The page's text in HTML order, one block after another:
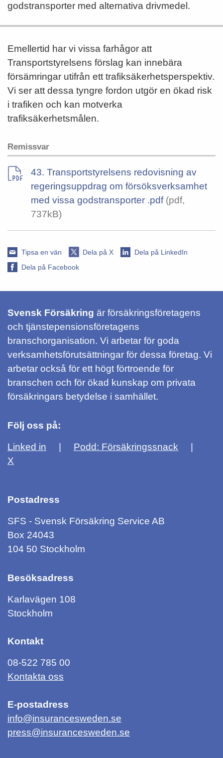
godstransporter med alternativa drivmedel.
Emellertid har vi vissa farhågor att
Transportstyrelsens förslag kan innebära
försämringar utifrån ett trafiksäkerhetsperspektiv.
Vi ser att dessa tyngre fordon utgör en ökad risk
i trafiken och kan motverka
trafiksäkerhetsmålen.
Remissvar
43. Transportstyrelsens redovisning av
regeringsuppdrag om försöksverksamhet
med vissa godstransporter .pdf(pdf,
737kB)
Tipsa en vän Dela på X
Dela på LinkedIn
Dela på Facebook
Svensk Försäkring är försäkringsföretagens
och tjänstepensionsföretagens
branschorganisation. Vi arbetar för goda
verksamhetsförutsättningar för dessa företag. Vi
arbetar också för ett högt förtroende för
branschen och för ökad kunskap om privata
försäkringars betydelse i samhället.
Följ oss på:
Linked in
Podd: Försäkringssnack
X
Postadress
SFS - Svensk Försäkring Service AB
Box 24043
104 50 Stockholm
Besöksadress
Karlavägen 108
Stockholm
Kontakt
08-522 785 00
Kontakta oss
E-postadress
info@insurancesweden.se
press@insurancesweden.se